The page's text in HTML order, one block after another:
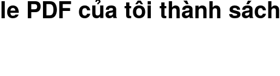
PDF của tôi thành sách